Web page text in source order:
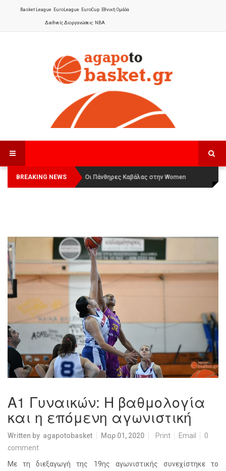
Basket League EuroLeague EuroCup Εθνική Ομάδα
Διεθνείς Διοργανώσεις NBA
BREAKING NEWS
Οι Πάνθηρες Καβάλας στην Women
Basketball League 1
Αναχώρησε για τα Γιάννενα η Εθνική
Γυναικών:
Α1 Γυναικών: Η βαθμολογία
και η επόμενη αγωνιστική
Written by agapotobasket Μαρ 01, 2020 Print Email
0
comment
Με τη διεξαγωγή της 19ης αγωνιστικής συνεχίστηκε το